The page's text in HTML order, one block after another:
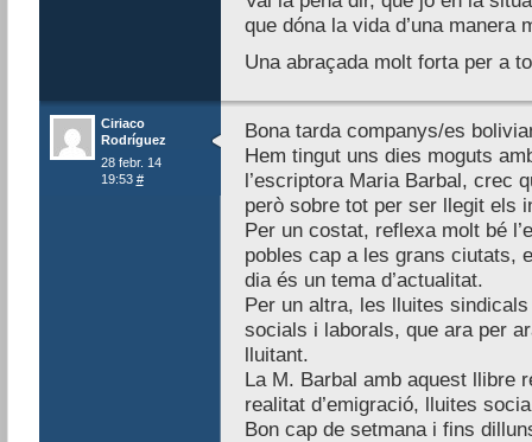
que dóna la vida d’una manera
Una abraçada molt forta per a
Ciriaco
Rodríguez
28 febr. 14
19:53 #
Bona tarda companys/es
Hem tingut uns dies moguts
l’escriptora Maria Barbal, crec
però sobre tot per ser llegit els
Per un costat, reflexa molt bé
pobles cap a les grans ciutats,
dia és un tema d’actualitat.
Per un altra, les lluites
socials i laborals, que ara per
lluitant.
La M. Barbal amb aquest llibre
realitat d’emigració, lluites
Bon cap de setmana i fins